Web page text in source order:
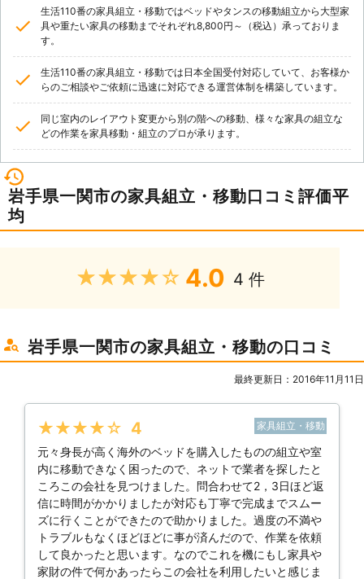
生活110番の家具組立・移動ではベッドやタンスの移動組立から大型家
具や重たい家具の移動までそれぞれ8,800円～（税込）承っておりま
す。
生活110番の家具組立・移動では日本全国受付対応していて、お客様か
らのご相談やご依頼に迅速に対応できる運営体制を構築しています。
同じ室内のレイアウト変更から別の階への移動、様々な家具の組立な
どの作業を家具移動・組立のプロが承ります。
岩手県一関市の家具組立・移動口コミ評価平
均
★★★★★ 4.0 4 件
岩手県一関市の家具組立・移動の口コミ
最終更新日：2016年11月11日
★★★★★ 4 家具組立・移動
元々身長が高く海外のベッドを購入したものの組立や室
内に移動できなく困ったので、ネットで業者を探したと
ころこの会社を見つけました。問合わせて2，3日ほど返
信に時間がかかりましたが対応も丁寧で完成までスムー
ズに行くことができたので助かりました。過度の不満や
トラブルもなくほどほどに事が済んだので、作業を依頼
して良かったと思います。なのでこれを機にもし家具や
家財の件で何かあったらこの会社を利用したいと感じま